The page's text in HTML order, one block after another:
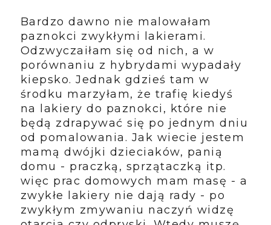
Bardzo dawno nie malowałam
paznokci zwykłymi lakierami.
Odzwyczaiłam się od nich, a w
porównaniu z hybrydami wypadały
kiepsko. Jednak gdzieś tam w
środku marzyłam, że trafię kiedyś
na lakiery do paznokci, które nie
będą zdrapywać się po jednym dniu
od pomalowania. Jak wiecie jestem
mamą dwójki dzieciaków, panią
domu - praczką, sprzątaczką itp.
więc prac domowych mam masę - a
zwykłe lakiery nie dają rady - po
zwykłym zmywaniu naczyń widzę